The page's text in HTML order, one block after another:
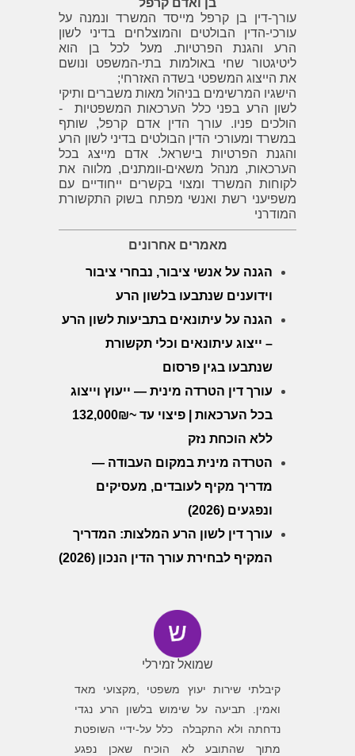
בן ואדם קרפל
עורך-דין בן קרפל מייסד המשרד ונמנה על
עורכי-הדין הבולטים והמוצלחים בדיני לשון
הרע והגנת הפרטיות. מעל לכל בן הוא
ליטיגטור שחי באולמות בתי-המשפט ונושם
את הייצוג המשפטי בשדה האזרחי;
הישגיו המרשימים בניהול מאות משברים ותיקי
לשון הרע בפני כלל הערכאות המשפטיות -
הולכים פניו. עורך הדין אדם קרפל, שותף
במשרד ומעורכי הדין הבולטים בדיני לשון הרע
והגנת הפרטיות בישראל. אדם מייצג בכל
הערכאות, מנהל משאים-וומתנים, מלווה את
לקוחות המשרד ומצוי בקשרים ייחודיים עם
משפיעני רשת ואנשי מפתח בשוק התקשורת
המודרני
מאמרים אחרונים
הגנה על אנשי ציבור, נבחרי ציבור
וידוענים שנתבעו בלשון הרע
הגנה על עיתונאים בתביעות לשון הרע
– ייצוג עיתונאים וכלי תקשורת
שנתבעו בגין פרסום
עורך דין הטרדה מינית — ייעוץ וייצוג
בכל הערכאות | פיצוי עד ~132,000₪
ללא הוכחת נזק
הטרדה מינית במקום העבודה —
מדריך מקיף לעובדים, מעסיקים
ונפגעים (2026)
עורך דין לשון הרע המלצות: המדריך
המקיף לבחירת עורך הדין הנכון (2026)
שמואל זמירלי
קיבלתי שירות יעוץ משפטי ,מקצועי מאד
ואמין. תביעה על שימוש בלשון הרע נגדי
נדחתה ולא התקבלה כלל על-ידיי השופטת
מתוך שהתובע לא הוכיח שאכן נפגע